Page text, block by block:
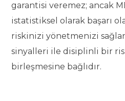
garantisi veremez; ancak
istatistiksel olarak başarı
riskinizi yönetmenizi
sinyalleri ile disiplinli bir
birleşmesine bağlıdır.